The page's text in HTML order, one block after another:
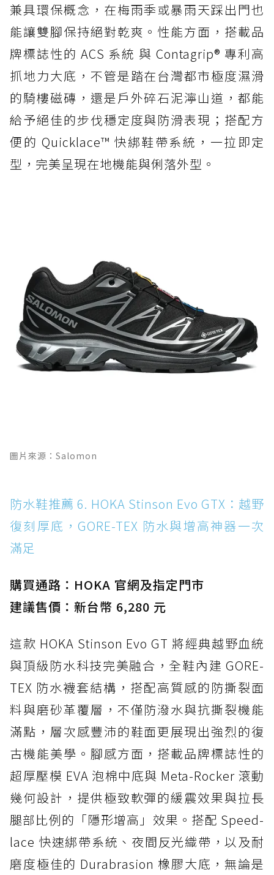
兼具環保概念，在梅雨季或暴雨天踩出門也
能讓雙腳保持絕對乾爽。性能方面，搭載品
牌標誌性的 ACS 系統 與 Contagrip® 專利高
抓地力大底，不管是踏在台灣都市極度濕滑
的騎樓磁磚，還是戶外碎石泥濘山道，都能
給予絕佳的步伐穩定度與防滑表現；搭配方
便的 Quicklace™ 快綁鞋帶系統，一拉即定
型，完美呈現在地機能與俐落外型。
圖片來源：Salomon
防水鞋推薦 6. HOKA Stinson Evo GTX：越野
復刻厚底，GORE-TEX 防水與增高神器一次
滿足
購買通路：HOKA 官網及指定門市
建議售價：新台幣 6,280 元
這款 HOKA Stinson Evo GT 將經典越野血統
與頂級防水科技完美融合，全鞋內建 GORE-
TEX 防水襪套結構，搭配高質感的防撕裂面
料與磨砂革覆層，不僅防潑水與抗撕裂機能
滿點，層次感豐沛的鞋面更展現出強烈的復
古機能美學。腳感方面，搭載品牌標誌性的
超厚壓模 EVA 泡棉中底與 Meta-Rocker 滾動
幾何設計，提供極致軟彈的緩震效果與拉長
腿部比例的「隱形增高」效果。搭配 Speed-
lace 快速綁帶系統、夜間反光織帶，以及耐
磨度極佳的 Durabrasion 橡膠大底，無論是